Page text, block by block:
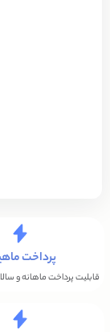
پرداخت
قابلیت پرداخت ماهانه و